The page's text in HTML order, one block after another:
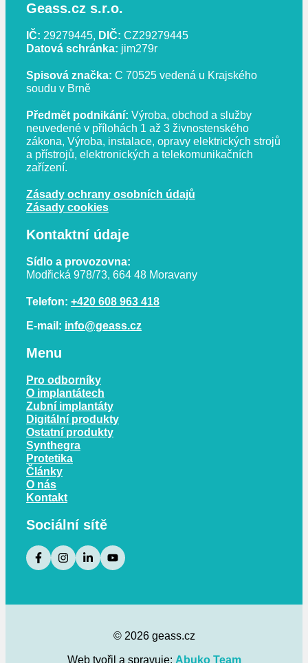
Geass.cz s.r.o.
IČ: 29279445, DIČ: CZ29279445
Datová schránka: jim279r
Spisová značka: C 70525 vedená u Krajského
soudu v Brně
Předmět podnikání: Výroba, obchod a služby
neuvedené v přílohách 1 až 3 živnostenského
zákona, Výroba, instalace, opravy elektrických strojů
a přístrojů, elektronických a telekomunikačních
zařízení.
Zásady ochrany osobních údajů
Zásady cookies
Kontaktní údaje
Sídlo a provozovna:
Modřická 978/73, 664 48 Moravany
Telefon: +420 608 963 418
E-mail: info@geass.cz
Menu
Pro odborníky
O implantátech
Zubní implantáty
Digitální produkty
Ostatní produkty
Synthegra
Protetika
Články
O nás
Kontakt
Sociální sítě
© 2026 geass.cz
Web tvořil a spravuje: Abuko Team